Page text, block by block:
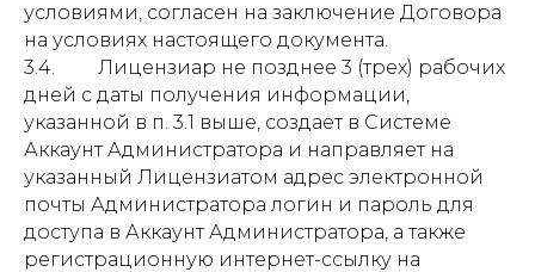
условиями, согласен на заключение Договора
на условиях настоящего документа.
3.4. Лицензиар не позднее 3 (трех) рабочих
дней с даты получения информации,
указанной в п. 3.1 выше, создает в Системе
Аккаунт Администратора и направляет на
указанный Лицензиатом адрес электронной
почты Администратора логин и пароль для
доступа в Аккаунт Администратора, а также
регистрационную интернет-ссылку на